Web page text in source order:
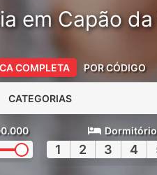
em Capão
COMPLETA POR CÓDIGO
CATEGORIAS
1 2 3 4